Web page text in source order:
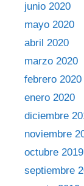
junio 2020
mayo 2020
abril 2020
marzo 2020
febrero 2020
enero 2020
diciembre
noviembre
octubre 2019
septiembre